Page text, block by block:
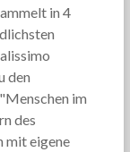
in 4
den
im
des
mit eigene